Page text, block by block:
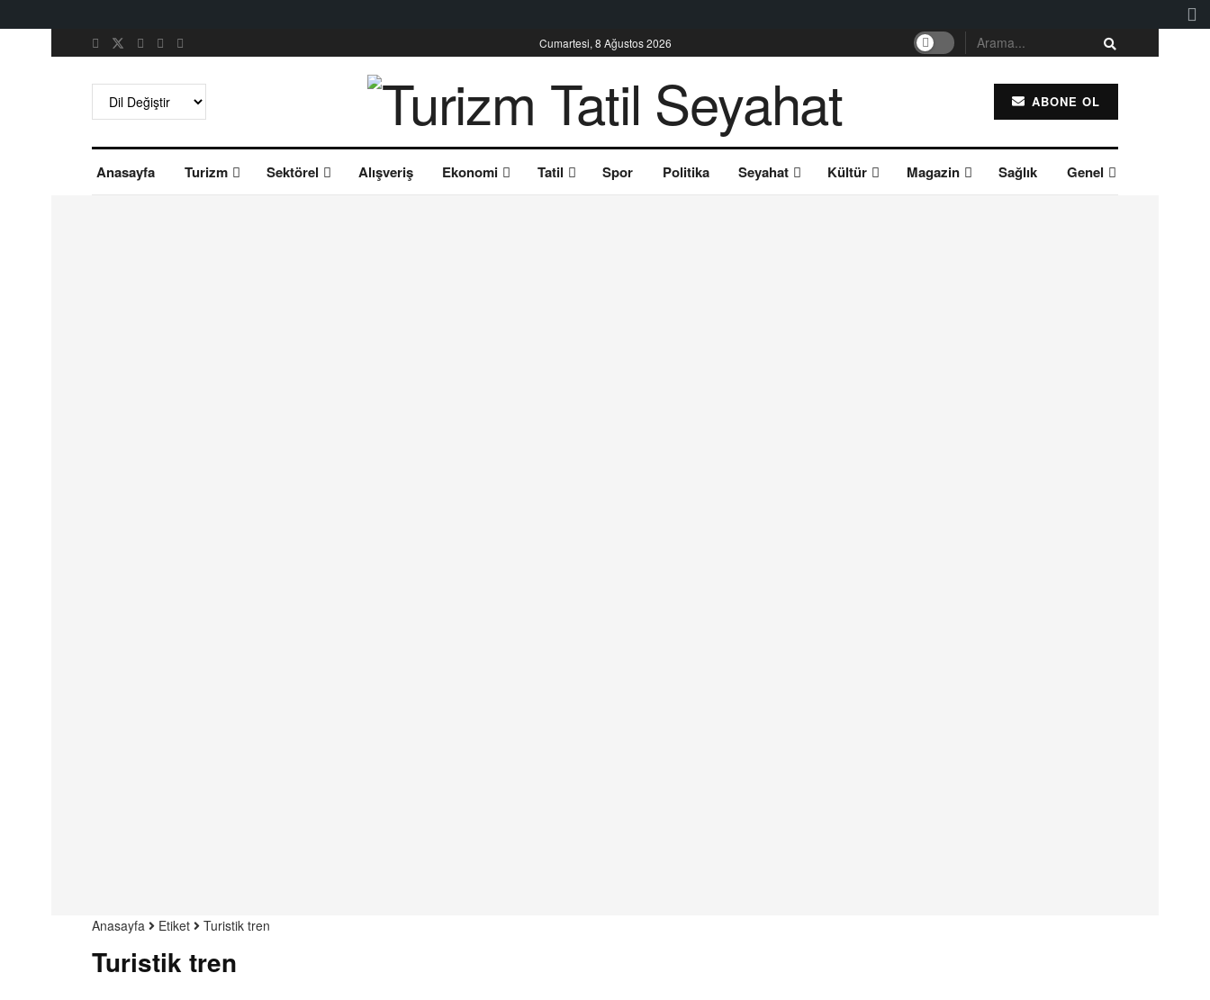
Cumartesi, 8 Ağustos 2026
ABONE OL
Anasayfa Turizm Sektörel Alışveriş Ekonomi Tatil Spor Politika Seyahat Kültür Magazin Sağlık Genel
Anasayfa Etiket Turistik tren
Turistik tren